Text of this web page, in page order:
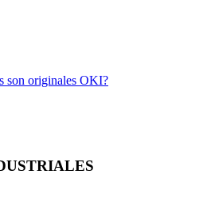
son originales OKI?